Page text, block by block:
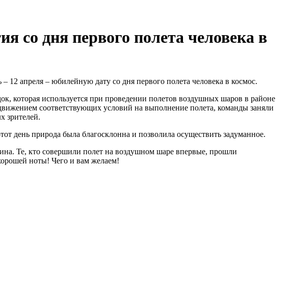
со дня первого полета человека в
апреля – юбилейную дату со дня первого полета человека в космос.
которая используется при проведении полетов воздушных шаров в районе
соответствующих условий на выполнение полета, команды заняли
зрителей.
день природа была благосклонна и позволила осуществить задуманное.
Те, кто совершили полет на воздушном шаре впервые, прошли
ноты! Чего и вам желаем!